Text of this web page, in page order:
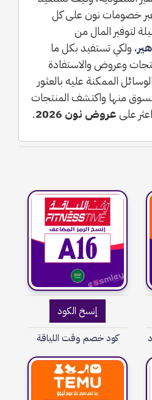
خصومات نون على كل
لتوفير المال من
، ولكي تستفيد بكل ما
وعروض والاستفادة
الممكنة عليه بالعثور
منها واكتشف المنتجات
علىعروض نون 2026 .
إنسخ الكود
كود خصم وقت اللياقة